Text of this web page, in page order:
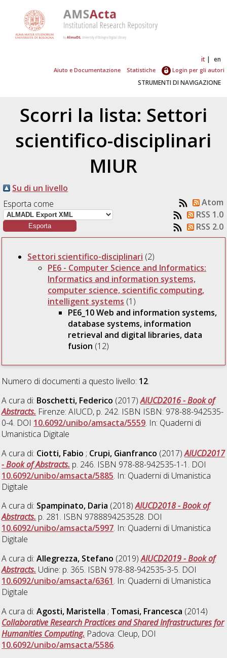
it en
Aiuto e Documentazione Statistiche Login per gli autori
STRUMENTI DI NAVIGAZIONE
Scorri la lista: Settori
scientifico-disciplinari
MIUR
Su di un livello
Esporta come
Atom
RSS 1.0
RSS 2.0
Settori scientifico-disciplinari (2)
PE6 - Computer Science and Informatics:
Informatics and information systems,
computer science, scientific computing,
intelligent systems (1)
PE6_10 Web and information systems,
database systems, information
retrieval and digital libraries, data
fusion (12)
Numero di documenti a questo livello: 12.
A cura di: Boschetti, Federico (2017)AIUCD2016 - Book of
Abstracts. Firenze: AIUCD, p. 242. ISBN ISBN: 978-88-942535-
0-4. DOI 10.6092/unibo/amsacta/5559. In: Quaderni di
Umanistica Digitale
A cura di: Ciotti, Fabio ; Crupi, Gianfranco (2017)AIUCD2017
- Book of Abstracts. p. 246. ISBN 978-88-942535-1-1. DOI
10.6092/unibo/amsacta/5885. In: Quaderni di Umanistica
Digitale
A cura di: Spampinato, Daria (2018)AIUCD2018 - Book of
Abstracts. p. 281. ISBN 9788894253528. DOI
10.6092/unibo/amsacta/5997. In: Quaderni di Umanistica
Digitale
A cura di:Allegrezza, Stefano (2019)AIUCD2019 - Book of
Abstracts. Udine: p. 365. ISBN 978-88-942535-3-5. DOI
10.6092/unibo/amsacta/6361. In: Quaderni di Umanistica
Digitale
A cura di:Agosti, Maristella ; Tomasi, Francesca (2014)
Collaborative Research Practices and Shared Infrastructures for
Humanities Computing. Padova: Cleup, DOI
10.6092/unibo/amsacta/5586.